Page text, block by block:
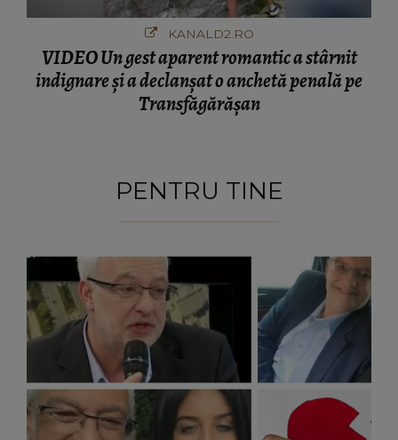
KANALD2.RO
VIDEO Un gest aparent romantic a stârnit
indignare și a declanșat o anchetă penală pe
Transfăgărășan
PENTRU TINE